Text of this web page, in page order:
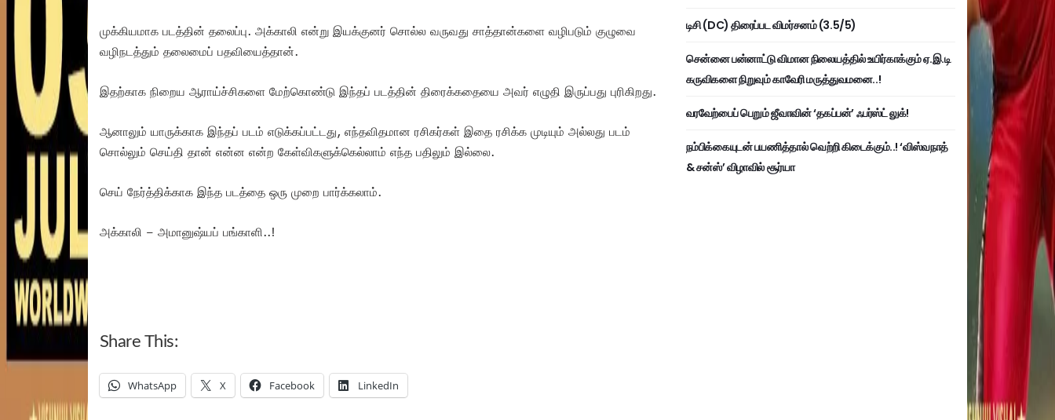
முக்கியமாக படத்தின் தலைப்பு. அக்காலி என்று இயக்குனர் சொல்ல வருவது சாத்தான்களை வழிபடும் குழுவை
வழிநடத்தும் தலைமைப் பதவியைத்தான்.
இதற்காக நிறைய ஆராய்ச்சிகளை மேற்கொண்டு இந்தப் படத்தின் திரைக்கதையை அவர் எழுதி இருப்பது புரிகிறது.
ஆனாலும் யாருக்காக இந்தப் படம் எடுக்கப்பட்டது, எந்தவிதமான ரசிகர்கள் இதை ரசிக்க முடியும் அல்லது படம்
சொல்லும் செய்தி தான் என்ன என்ற கேள்விகளுக்கெல்லாம் எந்த பதிலும் இல்லை.
செய் நேர்த்திக்காக இந்த படத்தை ஒரு முறை பார்க்கலாம்.
அக்காலி – அமானுஷ்யப் பங்காளி..!
Share This:
WhatsApp X Facebook LinkedIn
டிசி (DC) திரைப்பட விமர்சனம் (3.5/5)
சென்னை பன்னாட்டு விமான நிலையத்தில் உயிர்காக்கும் ஏ.இ.டி
கருவிகளை நிறுவும் காவேரி மருத்துவமனை..!
வரவேற்பைப் பெறும் ஜீவாவின் ‘தகப்பன்’ ஃபர்ஸ்ட் லுக்!
நம்பிக்கையுடன் பயணித்தால் வெற்றி கிடைக்கும்..! ‘விஸ்வநாத்
& சன்ஸ்’ விழாவில் சூர்யா